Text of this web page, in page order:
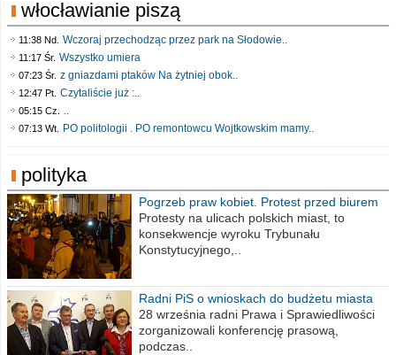
włocławianie piszą
11:38 Nd. Wczoraj przechodząc przez park na Słodowie..
11:17 Śr. Wszystko umiera
07:23 Śr. z gniazdami ptaków Na żytniej obok..
12:47 Pt. Czytaliście już :..
05:15 Cz. ..
07:13 Wt. PO politologii . PO remontowcu Wojtkowskim mamy..
polityka
Pogrzeb praw kobiet. Protest przed biurem
poselskim PiS
Protesty na ulicach polskich miast, to
konsekwencje wyroku Trybunału
Konstytucyjnego,..
Radni PiS o wnioskach do budżetu miasta
na 2021 rok
28 września radni Prawa i Sprawiedliwości
zorganizowali konferencję prasową,
podczas..